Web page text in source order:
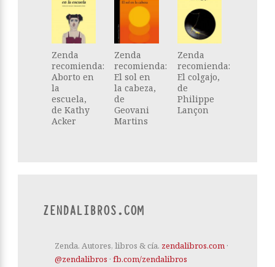
Zenda
recomienda:
Aborto en
la
escuela,
de Kathy
Acker
Zenda
recomienda:
El sol en
la cabeza,
de
Geovani
Martins
Zenda
recomienda:
El colgajo,
de
Philippe
Lançon
ZENDALIBROS.COM
Zenda. Autores, libros & cía. zendalibros.com ·
@zendalibros · fb.com/zendalibros